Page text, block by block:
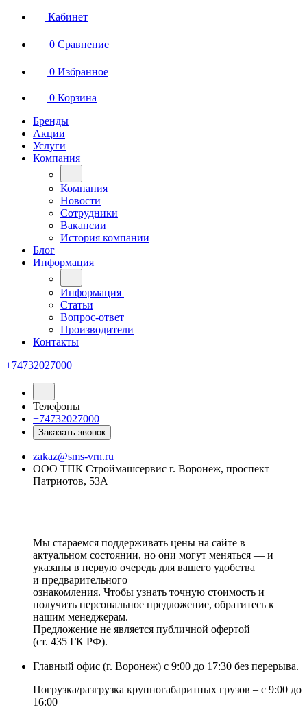
Кабинет
0 Сравнение
0 Избранное
0 Корзина
Бренды
Акции
Услуги
Компания
Компания
Новости
Сотрудники
Вакансии
История компании
Блог
Информация
Информация
Статьи
Вопрос-ответ
Производители
Контакты
+74732027000
Телефоны
+74732027000
Заказать звонок
zakaz@sms-vrn.ru
ООО ТПК Строймашсервис г. Воронеж, проспект
Патриотов, 53А
Мы стараемся поддерживать цены на сайте в
актуальном состоянии, но они могут меняться — и
указаны в первую очередь для вашего удобства
и предварительного
ознакомления. Чтобы узнать точную стоимость и
получить персональное предложение, обратитесь к
нашим менеджерам.
Предложение не является публичной офертой
(ст. 435 ГК РФ).
Главный офис (г. Воронеж) с 9:00 до 17:30 без перерыва.
Погрузка/разгрузка крупногабаритных грузов – с 9:00 до
16:00